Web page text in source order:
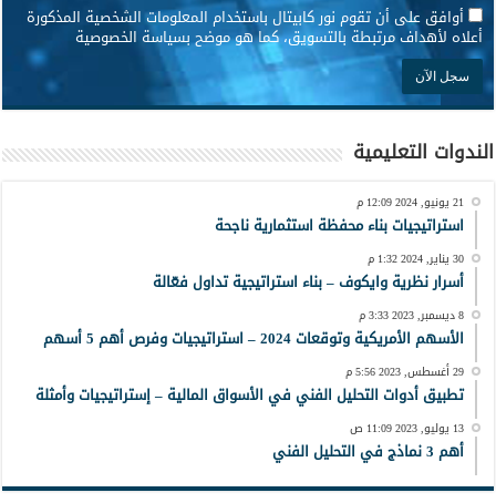
* أوافق على أن تقوم نور كابيتال باستخدام المعلومات الشخصية المذكورة
أعلاه لأهداف مرتبطة بالتسويق، كما هو موضح بسياسة الخصوصية
الندوات التعليمية
21 يونيو, 2024 12:09 م
استراتيجيات بناء محفظة استثمارية ناجحة
30 يناير, 2024 1:32 م
أسرار نظرية وايكوف – بناء استراتيجية تداول فعّالة
8 ديسمبر, 2023 3:33 م
الأسهم الأمريكية وتوقعات 2024 – استراتيجيات وفرص أهم 5 أسهم
29 أغسطس, 2023 5:56 م
تطبيق أدوات التحليل الفني في الأسواق المالية – إستراتيجيات وأمثلة
13 يوليو, 2023 11:09 ص
أهم 3 نماذج في التحليل الفني